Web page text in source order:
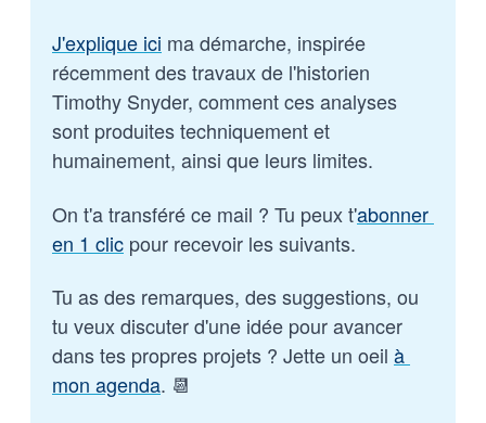
J'explique ici ma démarche, inspirée
récemment des travaux de l'historien
Timothy Snyder, comment ces analyses
sont produites techniquement et
humainement, ainsi que leurs limites.
On t'a transféré ce mail ? Tu peux t'abonner
en 1 clic pour recevoir les suivants.
Tu as des remarques, des suggestions, ou
tu veux discuter d'une idée pour avancer
dans tes propres projets ? Jette un oeil à
mon agenda. 📆